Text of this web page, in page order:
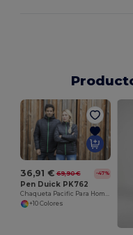
36,91 € 69,90 € -47%
Pen Duick PK762
+10 Colores